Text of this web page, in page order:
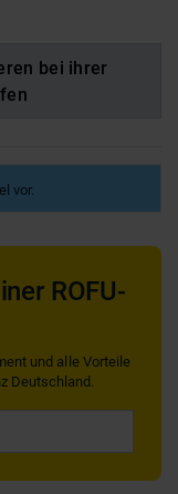
bei ihrer
vor.
ROFU-
und alle Vorteile
Deutschland.